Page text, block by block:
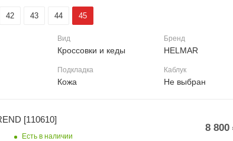
42 43 44 45
Вид
Кроссовки и кеды
Бренд
HELMAR
Подкладка
Кожа
Каблук
Не выбран
[110610]
Есть в наличии
8 800